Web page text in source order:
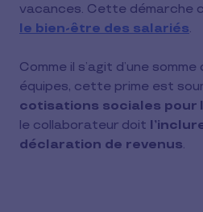
vacances. Cette démarche
le bien-être des salariés.
Comme il s’agit d’une
équipes, cette prime est
cotisations sociales pour
le collaborateur doit
déclaration de revenus.